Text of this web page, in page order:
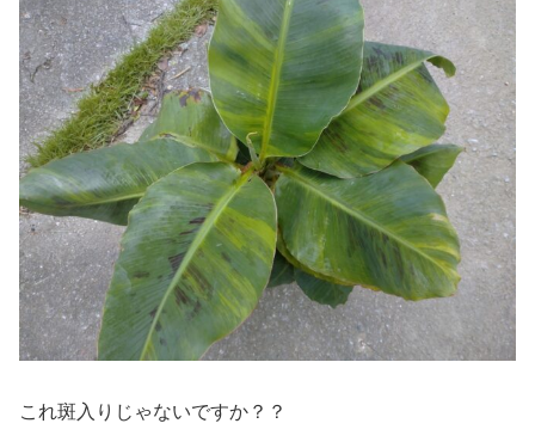
これ斑入りじゃないですか？？